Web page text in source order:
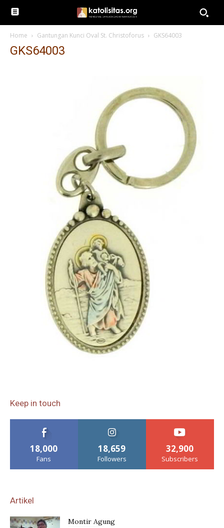
Home Gantungan Kunci Oval St. Christoforus GKS64003
GKS64003
Keep in touch
18,000
Fans
18,659
Followers
32,900
Subscribers
Artikel
Montir Agung